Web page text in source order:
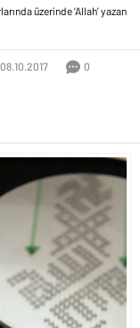
üzerinde ‘Allah’ yazan
08.10.2017 0